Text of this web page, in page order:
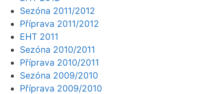
Sezóna 2011/2012
Příprava 2011/2012
EHT 2011
Sezóna 2010/2011
Příprava 2010/2011
Sezóna 2009/2010
Příprava 2009/2010